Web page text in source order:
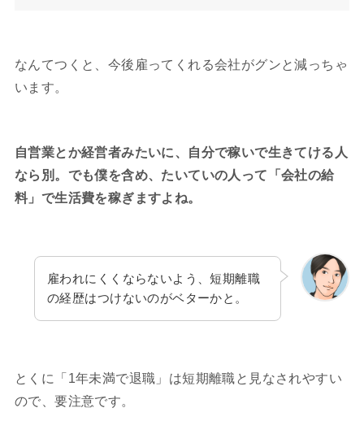
なんてつくと、今後雇ってくれる会社がグンと減っちゃ
います。
自営業とか経営者みたいに、自分で稼いで生きてける人
なら別。でも僕を含め、たいていの人って「会社の給
料」で生活費を稼ぎますよね。
雇われにくくならないよう、短期離職
の経歴はつけないのがベターかと。
とくに「1年未満で退職」は短期離職と見なされやすい
ので、要注意です。